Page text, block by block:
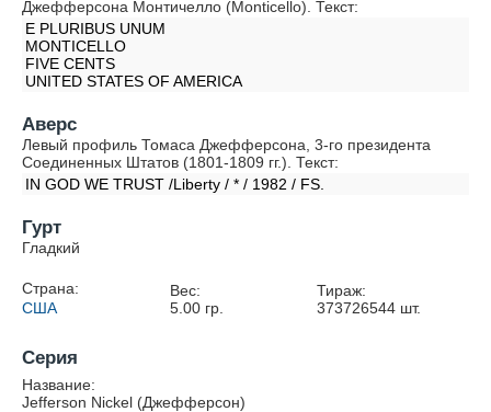
Джефферсона Монтичелло (Monticello). Текст:
E PLURIBUS UNUM
MONTICELLO
FIVE CENTS
UNITED STATES OF AMERICA
Аверс
Левый профиль Томаса Джефферсона, 3-го президента
Соединенных Штатов (1801-1809 гг.). Текст:
IN GOD WE TRUST /Liberty / * / 1982 / FS.
Гурт
Гладкий
Страна:
США
Вес:
5.00гр.
Тираж:
373726544 шт.
Серия
Название:
Jefferson Nickel (Джефферсон)